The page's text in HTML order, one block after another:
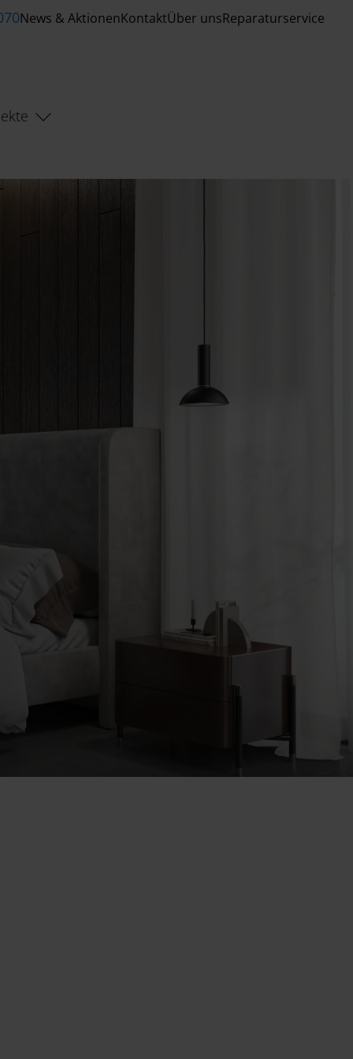
News & AktionenKontaktÜber unsReparaturservice